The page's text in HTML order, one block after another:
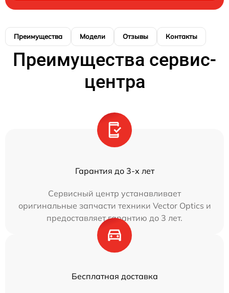
Преимущества Модели Отзывы Контакты
Преимущества сервис-
центра
Гарантия до 3-х лет
Сервисный центр устанавливает
оригинальные запчасти техники Vector Optics и
предоставляет гарантию до 3 лет.
Бесплатная доставка